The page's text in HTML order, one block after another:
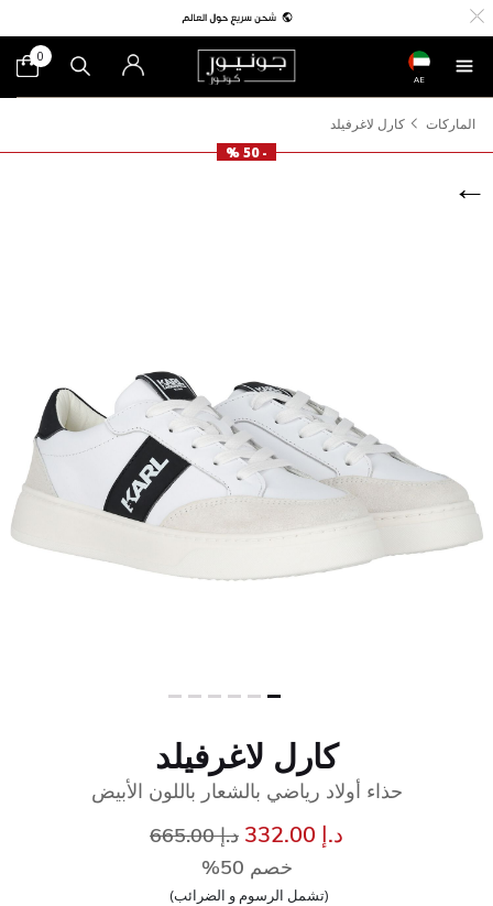
AE
0
الماركات
كارل لاغرفيلد
- 50 %
كارل لاغرفيلد
حذاء أولاد رياضي بالشعار باللون الأبيض
د.إ 332.00 سعر مخفض مند.إ 665.00
خصم 50%
(تشمل الرسوم و الضرائب)